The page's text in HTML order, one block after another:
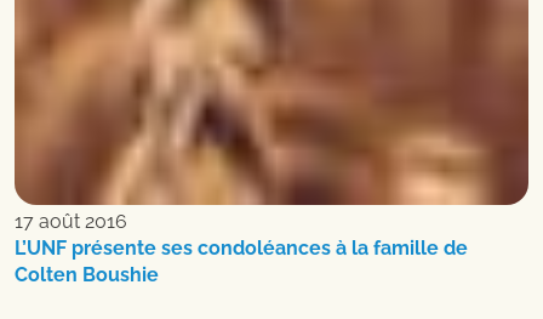
17 août 2016
L’UNF présente ses condoléances à la famille de
Colten Boushie